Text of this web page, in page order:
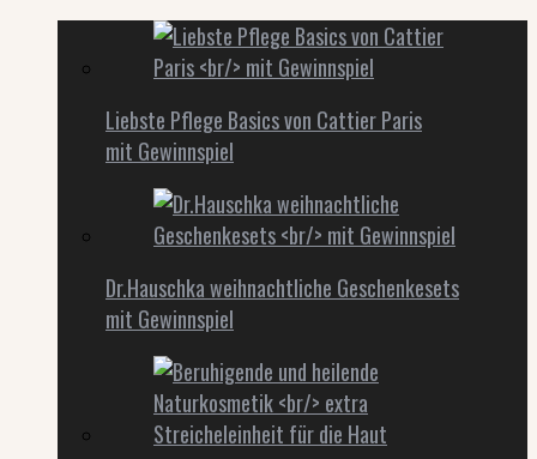
Liebste Pflege Basics von Cattier Paris
mit Gewinnspiel
Dr.Hauschka weihnachtliche Geschenkesets
mit Gewinnspiel